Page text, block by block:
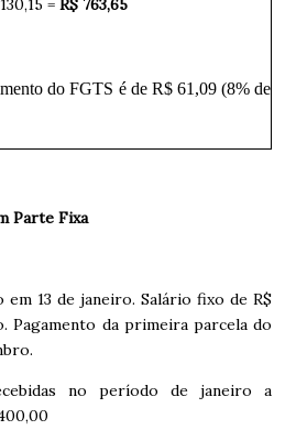
do FGTS é de R$ 61,09 (8% de
Parte Fixa
em 13 de janeiro. Salário fixo de R$
Pagamento da primeira parcela do
no período de janeiro a